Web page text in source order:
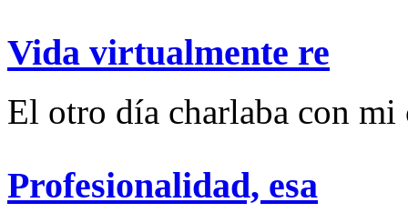
Vida virtualmente re
El otro día charlaba con
Profesionalidad, esa